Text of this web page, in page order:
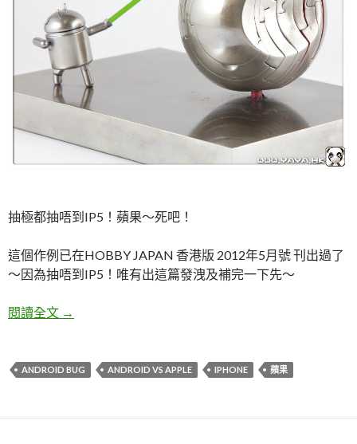
抽極都抽唔到IP5！蘋果～死吧！
這個作例已在HOBBY JAPAN 香港版 2012年5月號 刊出過了
～因為抽唔到IP5！唯有出這篇發洩及補完一下先～
閱讀全文 Android VS Apple 抽唔到IP5！唯有出這篇切蘋果心
→
ANDROID BUG ANDROID VS APPLE IPHONE 蘋果